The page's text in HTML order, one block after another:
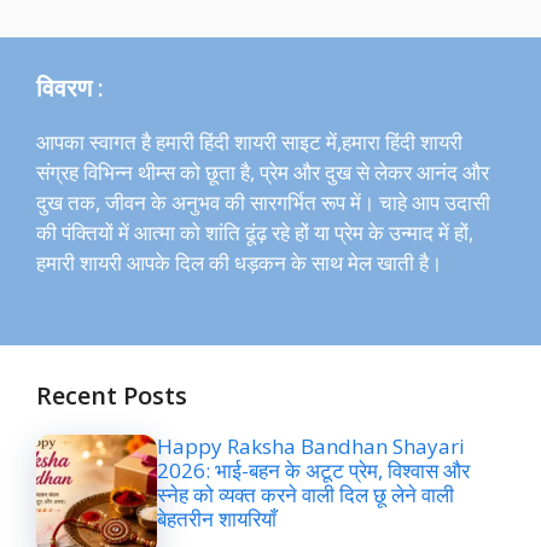
विवरण :
आपका स्वागत है हमारी हिंदी शायरी साइट में,हमारा हिंदी शायरी
संग्रह विभिन्न थीम्स को छूता है, प्रेम और दुख से लेकर आनंद और
दुख तक, जीवन के अनुभव की सारगर्भित रूप में। चाहे आप उदासी
की पंक्तियों में आत्मा को शांति ढूंढ़ रहे हों या प्रेम के उन्माद में हों,
हमारी शायरी आपके दिल की धड़कन के साथ मेल खाती है।
Recent Posts
Happy Raksha Bandhan Shayari
2026: भाई-बहन के अटूट प्रेम, विश्वास और
स्नेह को व्यक्त करने वाली दिल छू लेने वाली
बेहतरीन शायरियाँ